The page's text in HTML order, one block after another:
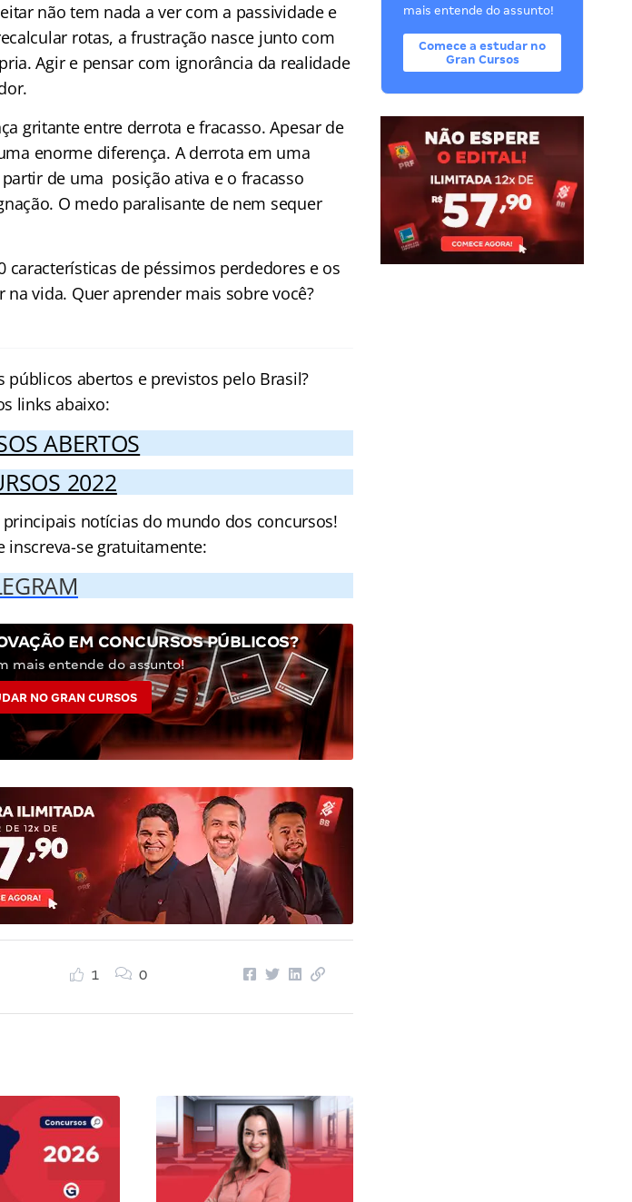
não tem nada a ver com a passividade e
rotas, a frustração nasce junto com
Agir e pensar com ignorância da realidade
gritante entre derrota e fracasso. Apesar de
enorme diferença. A derrota em uma
de uma posição ativa e o fracasso
O medo paralisante de nem sequer
de péssimos perdedores e os
vida. Quer aprender mais sobre você?
abertos e previstos pelo Brasil?
links abaixo:
ABERTOS
2022
notícias do mundo dos concursos!
inscreva-se gratuitamente:
EM CONCURSOS PÚBLICOS?
mais entende do assunto!
NO GRAN CURSOS
1 0
mais entende do assunto!
Comece a estudar no
Gran Cursos